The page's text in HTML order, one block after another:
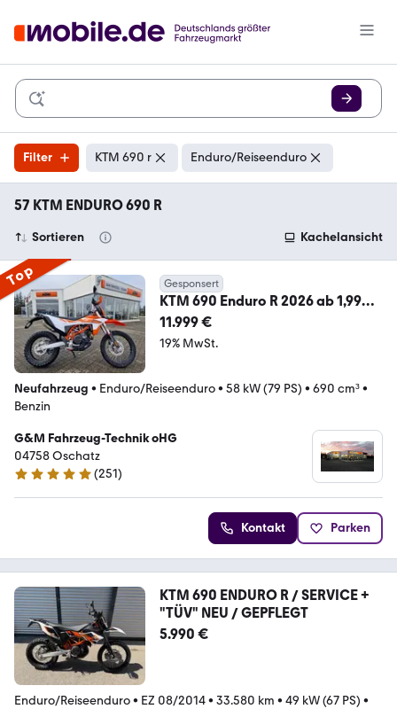
Filter KTM 690 r Enduro/Reiseenduro
57 KTM ENDURO 690 R
Sortieren Kachelansicht
Top Gesponsert
KTM 690 Enduro R 2026 ab 1,99%
eff. Zins lieferbar!
11.999 €
19% MwSt.
Neufahrzeug • Enduro/Reiseenduro• 58 kW (79 PS) • 690 cm³•
Benzin
G&M Fahrzeug-Technik oHG
04758 Oschatz
5 Sterne
(251)
Kontakt Parken
KTM 690 ENDURO R / SERVICE +
"TÜV" NEU / GEPFLEGT
5.990 €
Enduro/Reiseenduro• EZ 08/2014• 33.580 km • 49 kW (67 PS) •